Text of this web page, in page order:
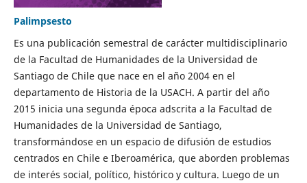
Palimpsesto
Es una publicación semestral de carácter multidisciplinario
de la Facultad de Humanidades de la Universidad de
Santiago de Chile que nace en el año 2004 en el
departamento de Historia de la USACH. A partir del año
2015 inicia una segunda época adscrita a la Facultad de
Humanidades de la Universidad de Santiago,
transformándose en un espacio de difusión de estudios
centrados en Chile e Iberoamérica, que aborden problemas
de interés social, político, histórico y cultura. Luego de un